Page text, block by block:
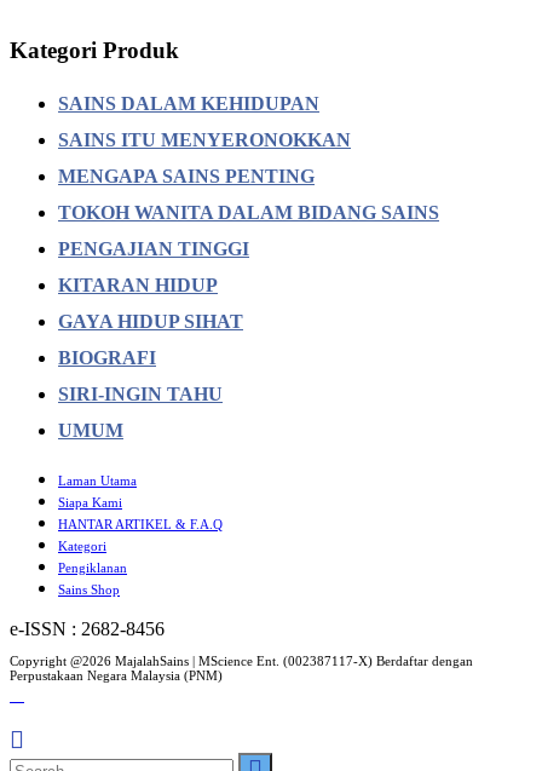
Kategori Produk
SAINS DALAM KEHIDUPAN
SAINS ITU MENYERONOKKAN
MENGAPA SAINS PENTING
TOKOH WANITA DALAM BIDANG SAINS
PENGAJIAN TINGGI
KITARAN HIDUP
GAYA HIDUP SIHAT
BIOGRAFI
SIRI-INGIN TAHU
UMUM
Laman Utama
Siapa Kami
HANTAR ARTIKEL & F.A.Q
Kategori
Pengiklanan
Sains Shop
e-ISSN : 2682-8456
Copyright @2026 MajalahSains | MScience Ent. (002387117-X) Berdaftar dengan
Perpustakaan Negara Malaysia (PNM)